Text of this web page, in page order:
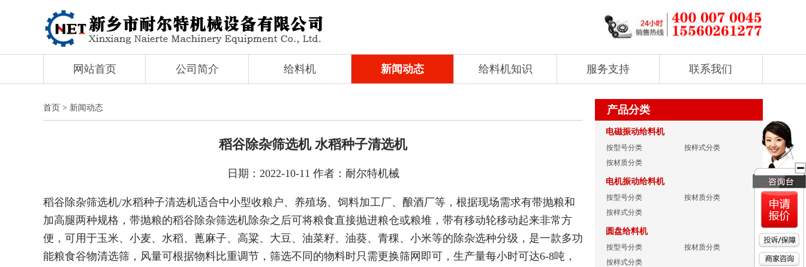
网站首页 公司简介 给料机 新闻动态 给料机知识 服务支持 联系我们
首页 > 新闻动态
稻谷除杂筛选机 水稻种子清选机
日期：2022-10-11 作者：耐尔特机械
稻谷除杂筛选机/水稻种子清选机适合中小型收粮户、养殖场、饲料加工厂、酿酒厂等，根据现场需求有带抛粮和
加高腿两种规格，带抛粮的稻谷除杂筛选机除杂之后可将粮食直接抛进粮仓或粮堆，带有移动轮移动起来非常方
便，可用于玉米、小麦、水稻、蓖麻子、高粱、大豆、油菜籽、油葵、青稞、小米等的除杂选种分级，是一款多功
能粮食谷物清选筛，风量可根据物料比重调节，筛选不同的物料时只需更换筛网即可，生产量每小时可达6-8吨，
产品分类
电磁振动给料机
按型号分类
按样式分类
按材质分类
电机振动给料机
按型号分类
按材质分类
按样式分类
圆盘给料机
按型号分类
按材质分类
按样式分类